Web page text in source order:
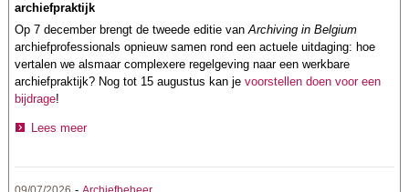
archiefpraktijk
Op 7 december brengt de tweede editie vanArchiving in Belgium
archiefprofessionals opnieuw samen rond een actuele uitdaging: hoe
vertalen we alsmaar complexere regelgeving naar een werkbare
archiefpraktijk? Nog tot 15 augustus kan jevoorstellen doen voor een
bijdrage!
Lees meer